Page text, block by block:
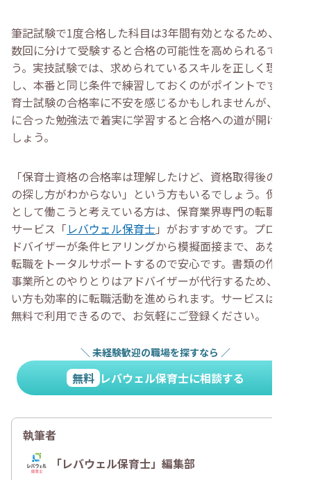
筆記試験で1度合格した科目は3年間有効となるため、複
数回に分けて受験すると合格の可能性を高められるでしょ
う。実技試験では、求められているスキルを正しく理解
し、本番と同じ条件で練習しておくのがポイントです。保
育士試験の合格率に不安を感じるかもしれませんが、自分
に合った勉強法で着実に学習すると合格への道が開けるで
しょう。
「保育士資格の合格率は理解したけど、資格取得後の職場
の探し方がわからない」という方もいるでしょう。保育士
として働こうと考えている方は、保育業界専門の転職支援
サービス「レバウェル保育士 」がおすすめです。プロのア
ドバイザーが条件ヒアリングから模擬面接まで、あなたの
転職をトータルサポートするので安心です。書類の作成や
事業所とのやりとりはアドバイザーが代行するため、忙し
い方も効率的に転職活動を進められます。サービスは完全
無料で利用できるので、お気軽にご登録ください。
＼ 未経験歓迎の職場を探すなら ／
無料 レバウェル保育士に相談する
執筆者
「レバウェル保育士」編集部